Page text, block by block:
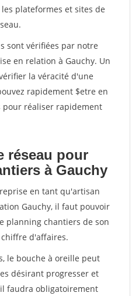
plateformes et sites de
sont vérifiées par notre
en relation à Gauchy. Un
la véracité d'une
rapidement $etre en
pour réaliser rapidement
réseau pour
à Gauchy
en tant qu'artisan
Gauchy, il faut pouvoir
planning chantiers de son
d'affaires.
le bouche à oreille peut
désirant progresser et
faudra obligatoirement